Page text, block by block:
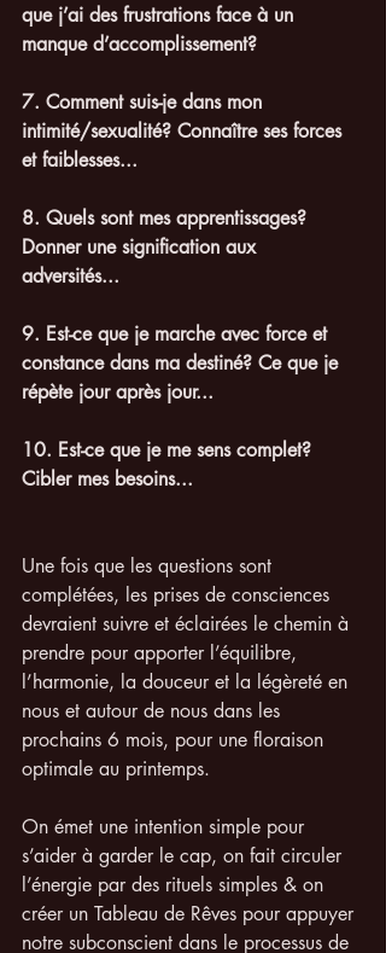
que j’ai des frustrations face à un
manque d’accomplissement?
7. Comment suis-je dans mon
intimité/sexualité? Connaître ses forces
et faiblesses...
8. Quels sont mes apprentissages?
Donner une signification aux
adversités...
9. Est-ce que je marche avec force et
constance dans ma destiné? Ce que je
répète jour après jour...
10. Est-ce que je me sens complet?
Cibler mes besoins...
Une fois que les questions sont
complétées, les prises de consciences
devraient suivre et éclairées le chemin à
prendre pour apporter l’équilibre,
l’harmonie, la douceur et la légèreté en
nous et autour de nous dans les
prochains 6 mois, pour une floraison
optimale au printemps.
On émet une intention simple pour
s’aider à garder le cap, on fait circuler
l’énergie par des rituels simples & on
créer un Tableau de Rêves pour appuyer
notre subconscient dans le processus de